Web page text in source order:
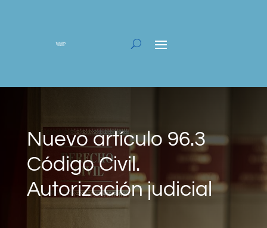
Nuevo artículo 96.3
Código Civil.
Autorización judicial